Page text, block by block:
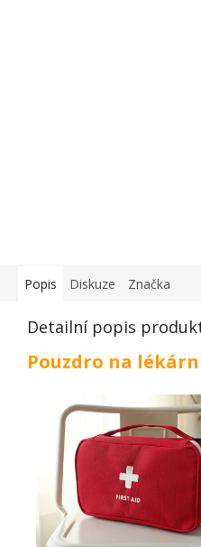
Popis Diskuze Značka
Detailní popis
Pouzdro na